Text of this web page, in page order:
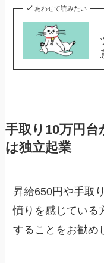
あわせて読みたい
手取り10万円
は独立起業
昇給650円や手取
憤りを感じている
することをお勧め